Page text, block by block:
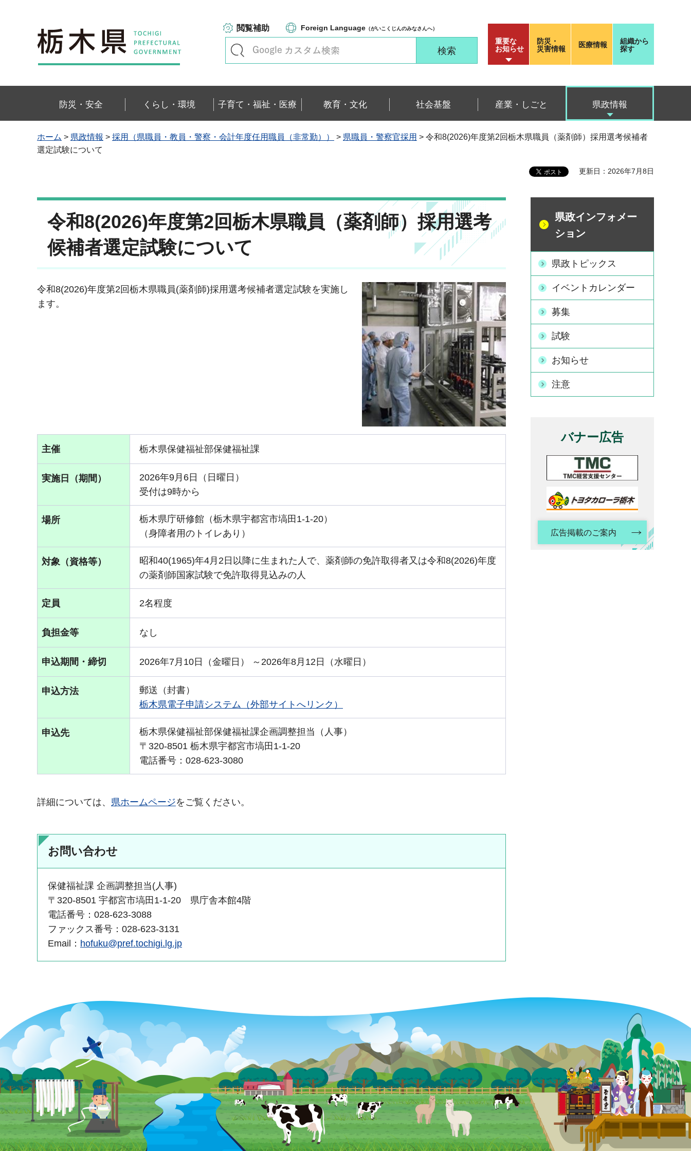
栃木県
閲覧補助 Foreign Language （がいこくじんのみなさんへ）
重要な
お知らせ
防災・
災害情報
医療情報
組織から
探す
防災・安全 くらし・環境 子育て・福祉・医療 教育・文化 社会基盤 産業・しごと 県政情報
ホーム > 県政情報 > 採用（県職員・教員・警察・会計年度任用職員（非常勤）） > 県職員・警察官採用 > 令和8(2026)年度第2回栃木県職員（薬剤師）採用選考候補者
選定試験について
更新日：2026年7月8日
令和8(2026)年度第2回栃木県職員（薬剤師）採用選考
候補者選定試験について
令和8(2026)年度第2回栃木県職員(薬剤師)採用選考候補者選定試験を実施し
ます。
主催 栃木県保健福祉部保健福祉課
実施日（期間）
2026年9月6日（日曜日）
受付は9時から
場所
栃木県庁研修館（栃木県宇都宮市塙田1-1-20）
（身障者用のトイレあり）
対象（資格等）
昭和40(1965)年4月2日以降に生まれた人で、薬剤師の免許取得者又は令和8(2026)年度
の薬剤師国家試験で免許取得見込みの人
定員 2名程度
負担金等 なし
申込期間・締切 2026年7月10日（金曜日） ～2026年8月12日（水曜日）
申込方法
郵送（封書）
栃木県電子申請システム（外部サイトへリンク）
申込先
栃木県保健福祉部保健福祉課企画調整担当（人事）
〒320-8501 栃木県宇都宮市塙田1-1-20
電話番号：028-623-3080
詳細については、 県ホームページをご覧ください。
お問い合わせ
保健福祉課 企画調整担当(人事)
〒320-8501 宇都宮市塙田1-1-20 県庁舎本館4階
電話番号：028-623-3088
ファックス番号：028-623-3131
Email： hofuku@pref.tochigi.lg.jp
県政インフォメー
ション
県政トピックス
イベントカレンダー
募集
試験
お知らせ
注意
バナー広告
広告掲載のご案内